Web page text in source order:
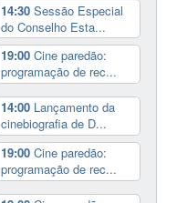
14:30Sessão Especial
do Conselho Esta...
19:00Cine paredão:
programação de rec...
14:00 Lançamento da
cinebiografia de D...
19:00Cine paredão:
programação de rec...